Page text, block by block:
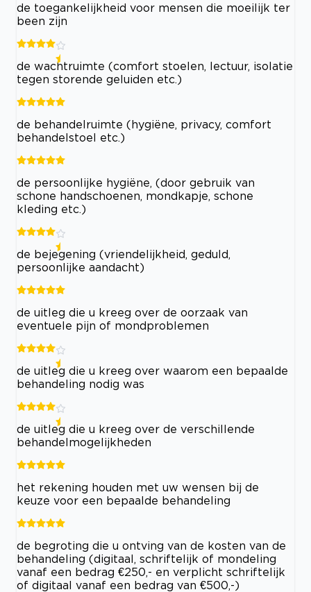
de toegankelijkheid voor mensen die moeilijk ter
been zijn
de wachtruimte (comfort stoelen, lectuur, isolatie
tegen storende geluiden etc.)
de behandelruimte (hygiëne, privacy, comfort
behandelstoel etc.)
de persoonlijke hygiëne, (door gebruik van
schone handschoenen, mondkapje, schone
kleding etc.)
de bejegening (vriendelijkheid, geduld,
persoonlijke aandacht)
de uitleg die u kreeg over de oorzaak van
eventuele pijn of mondproblemen
de uitleg die u kreeg over waarom een bepaalde
behandeling nodig was
de uitleg die u kreeg over de verschillende
behandelmogelijkheden
het rekening houden met uw wensen bij de
keuze voor een bepaalde behandeling
de begroting die u ontving van de kosten van de
behandeling (digitaal, schriftelijk of mondeling
vanaf een bedrag €250,- en verplicht schriftelijk
of digitaal vanaf een bedrag van €500,-)